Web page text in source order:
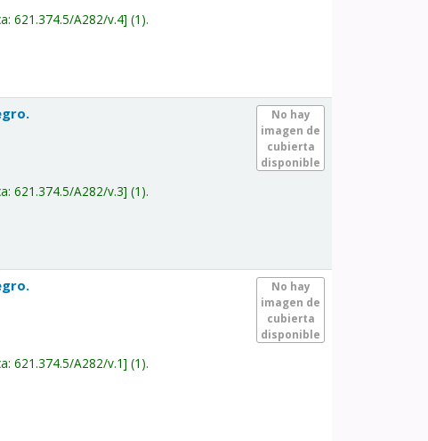
621.374.5/A282/v.4 (1).
No hay
imagen de
cubierta
disponible
621.374.5/A282/v.3 (1).
No hay
imagen de
cubierta
disponible
621.374.5/A282/v.1 (1).